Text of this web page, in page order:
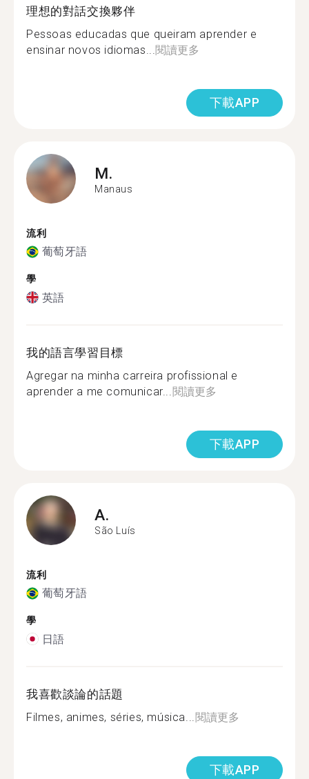
理想的對話交換夥伴
Pessoas educadas que queiram aprender e
ensinar novos idiomas... 閱讀更多
下載APP
M.
Manaus
流利
葡萄牙語
學
英語
我的語言學習目標
Agregar na minha carreira profissional e
aprender a me comunicar... 閱讀更多
下載APP
A.
São Luís
流利
葡萄牙語
學
日語
我喜歡談論的話題
Filmes, animes, séries, música... 閱讀更多
下載APP